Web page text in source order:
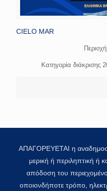
CIELO MAR
Κατηγορία διάκρισης
ΑΠΑΓΟΡΕΥΕΤΑΙ η
μερική ή περιληπτική ή
απόδοση του
οποιονδήποτε τρόπο,